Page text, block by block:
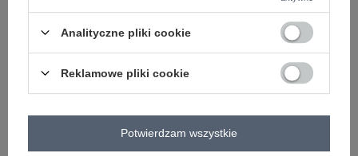
typ produktu
bluzka+spódnica
dominujący
materiał
bawełna
długość
midi
Analityczne pliki cookie
Reklamowe pliki cookie
Potwierdzam wszystkie